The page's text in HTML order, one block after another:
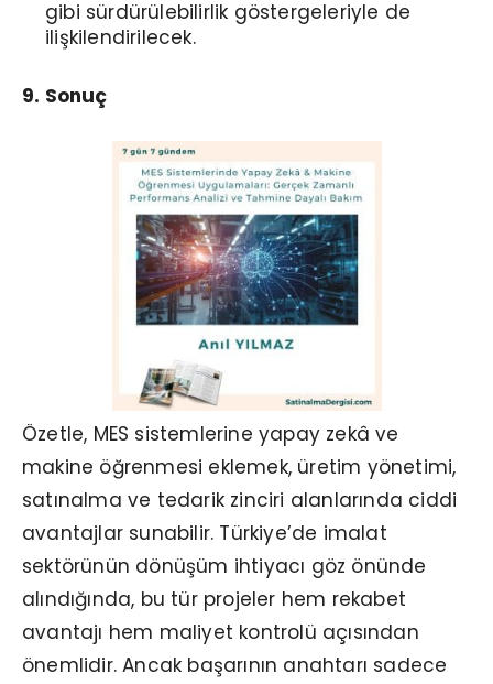
gibi sürdürülebilirlik göstergeleriyle de
ilişkilendirilecek.
9. Sonuç
Özetle, MES sistemlerine yapay zekâ ve
makine öğrenmesi eklemek, üretim yönetimi,
satınalma ve tedarik zinciri alanlarında ciddi
avantajlar sunabilir. Türkiye’de imalat
sektörünün dönüşüm ihtiyacı göz önünde
alındığında, bu tür projeler hem rekabet
avantajı hem maliyet kontrolü açısından
önemlidir. Ancak başarının anahtarı sadece